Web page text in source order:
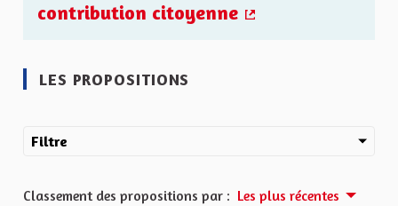
contribution citoyenne
LES PROPOSITIONS
Filtre
Classement des propositions par : Les plus récentes